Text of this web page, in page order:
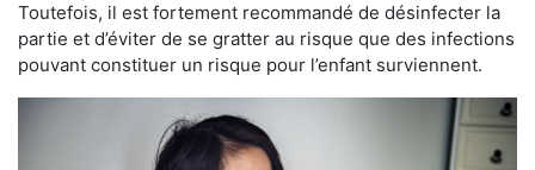
Toutefois, il est fortement recommandé de désinfecter la
partie et d’éviter de se gratter au risque que des infections
pouvant constituer un risque pour l’enfant surviennent.